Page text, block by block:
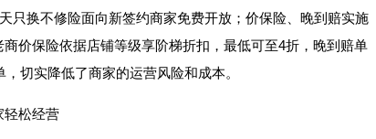
只换不修险面向新签约商家免费开放；价保险、晚到赔实施
价保险依据店铺等级享阶梯折扣，最低可至4折，晚到赔单
切实降低了商家的运营风险和成本。
轻松经营